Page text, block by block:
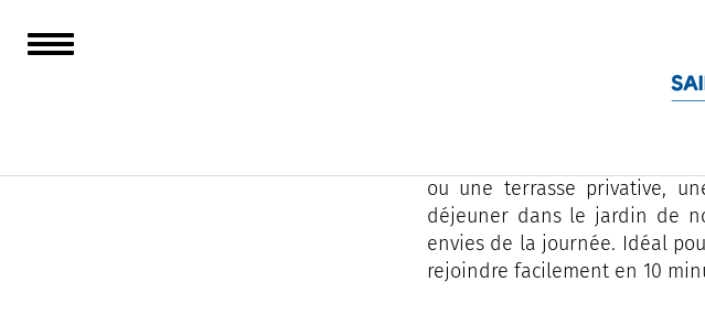
Très bel hôtel de charme
minutes des célèbres plages
ou une terrasse privative,
déjeuner dans le jardin de
envies de la journée. Idéal
rejoindre facilement en 10